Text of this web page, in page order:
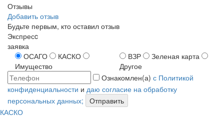
Отзывы
Добавить отзыв
Будьте первым, кто оставил отзыв
Экспресc
заявка
ОСАГО
КАСКО
Имущество
ВЗР
Зеленая карта
Другое
Ознакомлен(а) с Политикой
конфиденциальности и даю согласие на обработку
персональных данных;
Отправить
КАСКО